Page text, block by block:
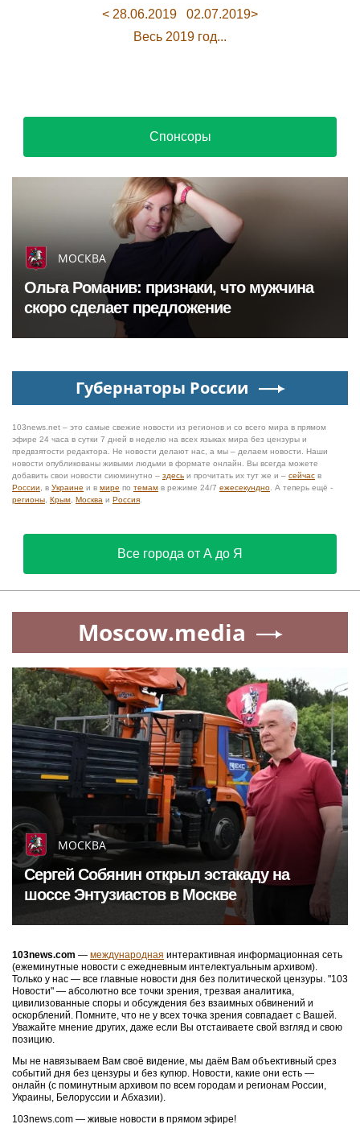
< 28.06.2019
02.07.2019>
Весь 2019 год...
Спонсоры
МОСКВА
Ольга Романив: признаки, что мужчина
скоро сделает предложение
Губернаторы России
103news.net – это самые свежие новости из регионов и со всего мира в прямом
эфире 24 часа в сутки 7 дней в неделю на всех языках мира без цензуры и
предвзятости редактора. Не новости делают нас, а мы – делаем новости. Наши
новости опубликованы живыми людьми в формате онлайн. Вы всегда можете
добавить свои новости сиюминутно – здесь и прочитать их тут же и – сейчас в
России , в Украине и в мире по темам в режиме 24/7 ежесекундно . А теперь ещё -
регионы Крым Москва и Россия
Все города от А до Я
Moscow.media
МОСКВА
Сергей Собянин открыл эстакаду на
шоссе Энтузиастов в Москве
103news.com — международная интерактивная информационная сеть
(ежеминутные новости с ежедневным интелектуальным архивом).
Только у нас — все главные новости дня без политической цензуры. "103
Новости" — абсолютно все точки зрения, трезвая аналитика,
цивилизованные споры и обсуждения без взаимных обвинений и
оскорблений. Помните, что не у всех точка зрения совпадает с Вашей.
Уважайте мнение других, даже если Вы отстаиваете свой взгляд и свою
позицию.
Мы не навязываем Вам своё видение, мы даём Вам объективный срез
событий дня без цензуры и без купюр. Новости, какие они есть —
онлайн (с поминутным архивом по всем городам и регионам России,
Украины, Белоруссии и Абхазии).
103news.com — живые новости в прямом эфире!